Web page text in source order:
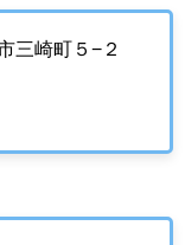
三崎町５−２